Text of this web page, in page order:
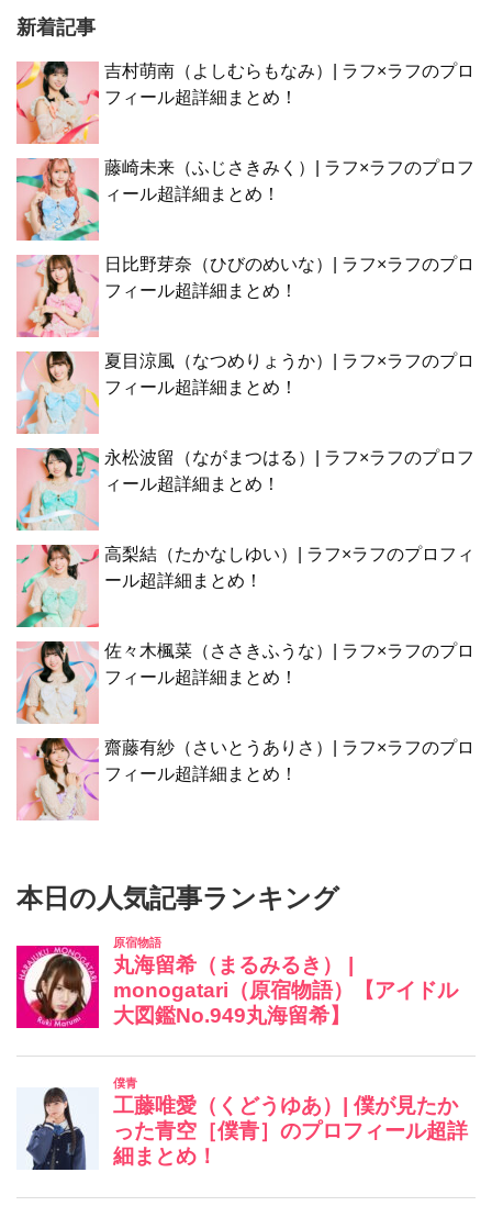
新着記事
吉村萌南（よしむらもなみ）| ラフ×ラフのプロ
フィール超詳細まとめ！
藤崎未来（ふじさきみく）| ラフ×ラフのプロフ
ィール超詳細まとめ！
日比野芽奈（ひびのめいな）| ラフ×ラフのプロ
フィール超詳細まとめ！
夏目涼風（なつめりょうか）| ラフ×ラフのプロ
フィール超詳細まとめ！
永松波留（ながまつはる）| ラフ×ラフのプロフ
ィール超詳細まとめ！
高梨結（たかなしゆい）| ラフ×ラフのプロフィ
ール超詳細まとめ！
佐々木楓菜（ささきふうな）| ラフ×ラフのプロ
フィール超詳細まとめ！
齋藤有紗（さいとうありさ）| ラフ×ラフのプロ
フィール超詳細まとめ！
本日の人気記事ランキング